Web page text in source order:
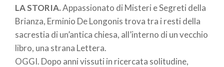
pane
LA STORIA.Appassionato di Misteri e Segreti della
Brianza, Erminio De Longonis trova tra i resti della
sacrestia di un’antica chiesa, all’interno di un vecchio
libro, una strana Lettera.
OGGI. Dopo anni vissuti in ricercata solitudine,